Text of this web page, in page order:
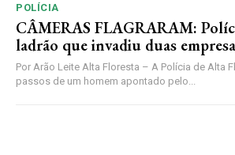
POLÍCIA
CÂMERAS FLAGRARAM:
ladrão que invadiu duas
Por Arão Leite Alta Floresta – A Polícia de Alta
passos de um homem apontado pelo...